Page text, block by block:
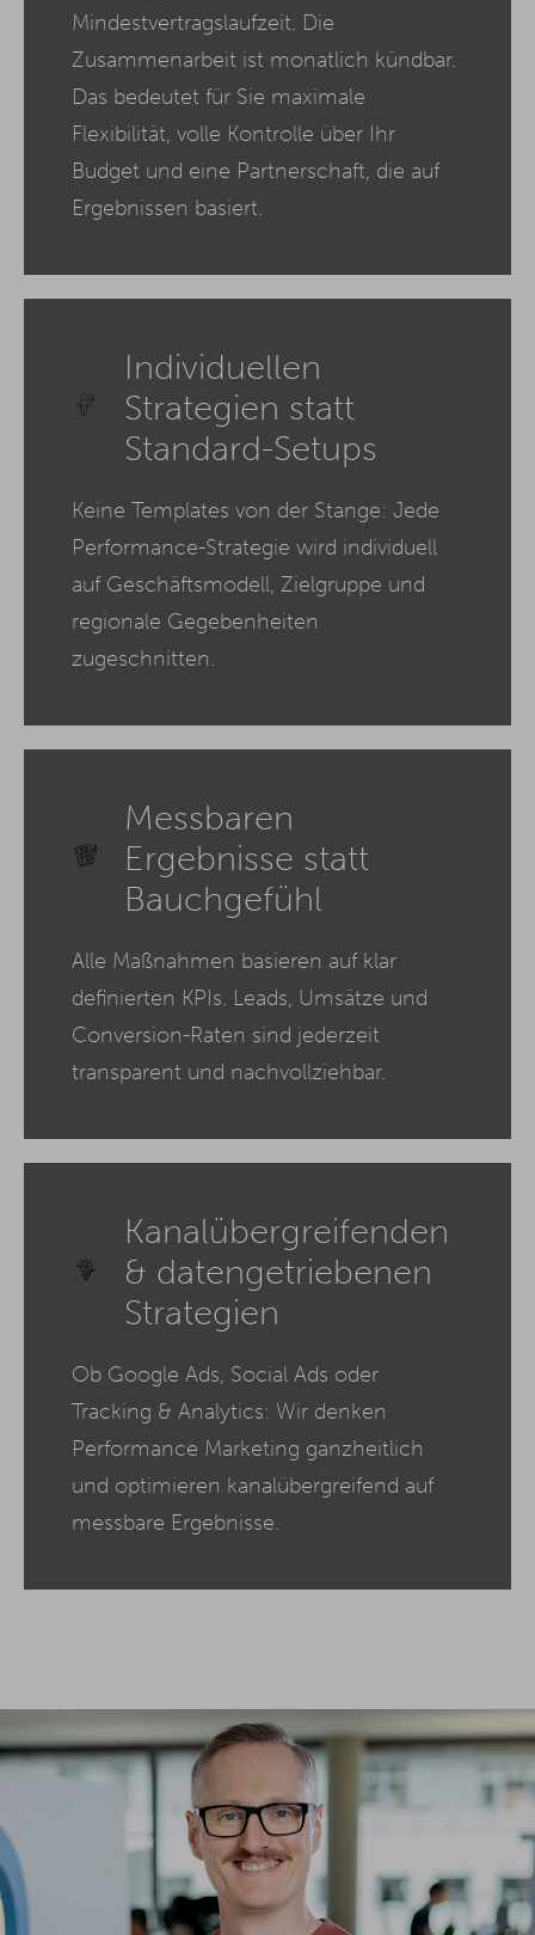
Mindestvertragslaufzeit. Die
Zusammenarbeit ist monatlich kündbar.
Das bedeutet für Sie maximale
Flexibilität, volle Kontrolle über Ihr
Budget und eine Partnerschaft, die auf
Ergebnissen basiert.
Individuellen
Strategien statt
Standard-Setups
Keine Templates von der Stange: Jede
Performance-Strategie wird individuell
auf Geschäftsmodell, Zielgruppe und
regionale Gegebenheiten
zugeschnitten.
Messbaren
Ergebnisse statt
Bauchgefühl
Alle Maßnahmen basieren auf klar
definierten KPIs. Leads, Umsätze und
Conversion-Raten sind jederzeit
transparent und nachvollziehbar.
Kanalübergreifenden
& datengetriebenen
Strategien
Ob Google Ads, Social Ads oder
Tracking & Analytics: Wir denken
Performance Marketing ganzheitlich
und optimieren kanalübergreifend auf
messbare Ergebnisse.